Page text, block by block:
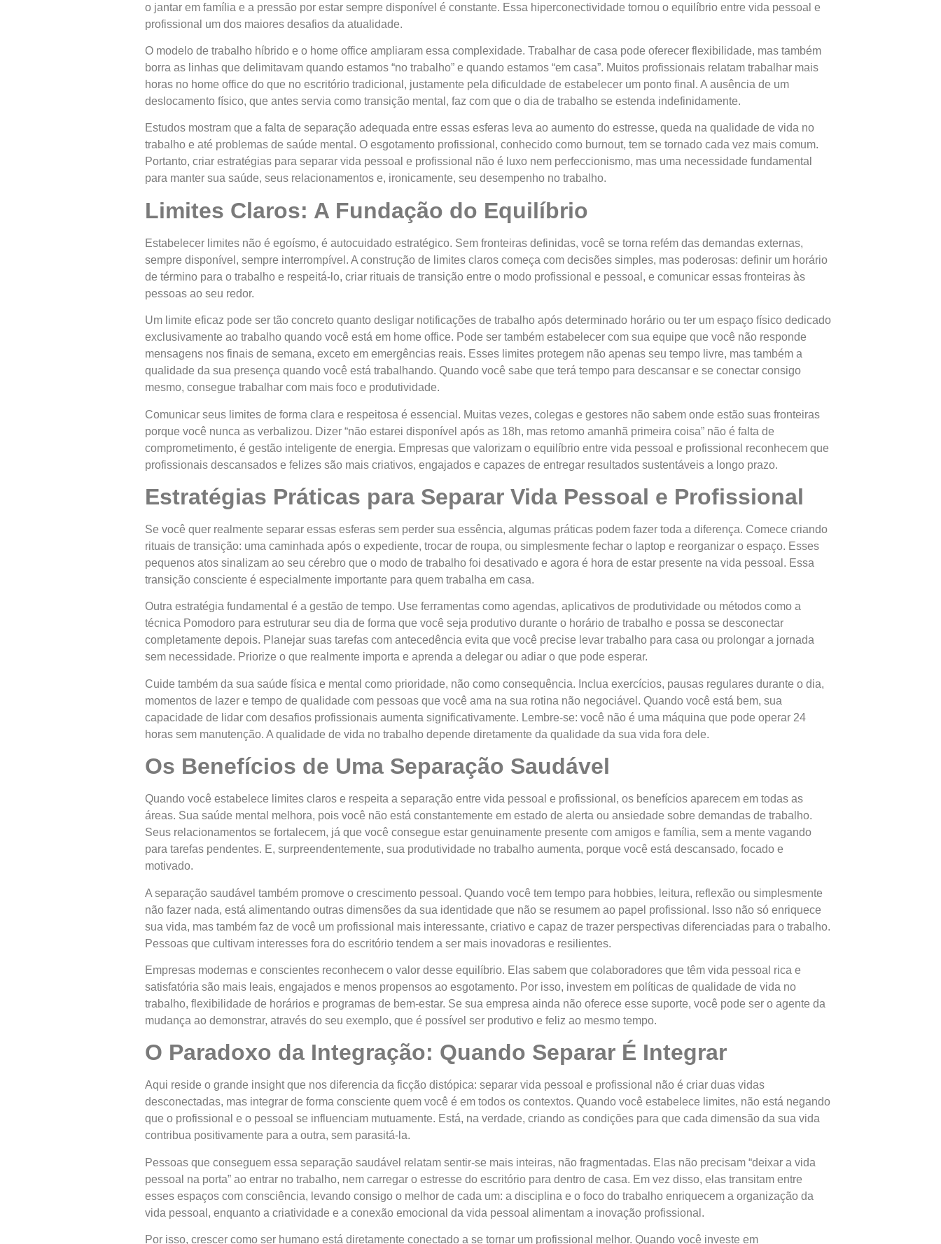
o jantar em família e a pressão por estar sempre disponível é constante. Essa hiperconectividade tornou o equilíbrio entre vida pessoal e
profissional um dos maiores desafios da atualidade.
O modelo de trabalho híbrido e o home office ampliaram essa complexidade. Trabalhar de casa pode oferecer flexibilidade, mas também
borra as linhas que delimitavam quando estamos “no trabalho” e quando estamos “em casa”. Muitos profissionais relatam trabalhar mais
horas no home office do que no escritório tradicional, justamente pela dificuldade de estabelecer um ponto final. A ausência de um
deslocamento físico, que antes servia como transição mental, faz com que o dia de trabalho se estenda indefinidamente.
Estudos mostram que a falta de separação adequada entre essas esferas leva ao aumento do estresse, queda na qualidade de vida no
trabalho e até problemas de saúde mental. O esgotamento profissional, conhecido como burnout, tem se tornado cada vez mais comum.
Portanto, criar estratégias para separar vida pessoal e profissional não é luxo nem perfeccionismo, mas uma necessidade fundamental
para manter sua saúde, seus relacionamentos e, ironicamente, seu desempenho no trabalho.
Limites Claros: A Fundação do Equilíbrio
Estabelecer limites não é egoísmo, é autocuidado estratégico. Sem fronteiras definidas, você se torna refém das demandas externas,
sempre disponível, sempre interrompível. A construção de limites claros começa com decisões simples, mas poderosas: definir um horário
de término para o trabalho e respeitá-lo, criar rituais de transição entre o modo profissional e pessoal, e comunicar essas fronteiras às
pessoas ao seu redor.
Um limite eficaz pode ser tão concreto quanto desligar notificações de trabalho após determinado horário ou ter um espaço físico dedicado
exclusivamente ao trabalho quando você está em home office. Pode ser também estabelecer com sua equipe que você não responde
mensagens nos finais de semana, exceto em emergências reais. Esses limites protegem não apenas seu tempo livre, mas também a
qualidade da sua presença quando você está trabalhando. Quando você sabe que terá tempo para descansar e se conectar consigo
mesmo, consegue trabalhar com mais foco e produtividade.
Comunicar seus limites de forma clara e respeitosa é essencial. Muitas vezes, colegas e gestores não sabem onde estão suas fronteiras
porque você nunca as verbalizou. Dizer “não estarei disponível após as 18h, mas retomo amanhã primeira coisa” não é falta de
comprometimento, é gestão inteligente de energia. Empresas que valorizam o equilíbrio entre vida pessoal e profissional reconhecem que
profissionais descansados e felizes são mais criativos, engajados e capazes de entregar resultados sustentáveis a longo prazo.
Estratégias Práticas para Separar Vida Pessoal e Profissional
Se você quer realmente separar essas esferas sem perder sua essência, algumas práticas podem fazer toda a diferença. Comece criando
rituais de transição: uma caminhada após o expediente, trocar de roupa, ou simplesmente fechar o laptop e reorganizar o espaço. Esses
pequenos atos sinalizam ao seu cérebro que o modo de trabalho foi desativado e agora é hora de estar presente na vida pessoal. Essa
transição consciente é especialmente importante para quem trabalha em casa.
Outra estratégia fundamental é a gestão de tempo. Use ferramentas como agendas, aplicativos de produtividade ou métodos como a
técnica Pomodoro para estruturar seu dia de forma que você seja produtivo durante o horário de trabalho e possa se desconectar
completamente depois. Planejar suas tarefas com antecedência evita que você precise levar trabalho para casa ou prolongar a jornada
sem necessidade. Priorize o que realmente importa e aprenda a delegar ou adiar o que pode esperar.
Cuide também da sua saúde física e mental como prioridade, não como consequência. Inclua exercícios, pausas regulares durante o dia,
momentos de lazer e tempo de qualidade com pessoas que você ama na sua rotina não negociável. Quando você está bem, sua
capacidade de lidar com desafios profissionais aumenta significativamente. Lembre-se: você não é uma máquina que pode operar 24
horas sem manutenção. A qualidade de vida no trabalho depende diretamente da qualidade da sua vida fora dele.
Os Benefícios de Uma Separação Saudável
Quando você estabelece limites claros e respeita a separação entre vida pessoal e profissional, os benefícios aparecem em todas as
áreas. Sua saúde mental melhora, pois você não está constantemente em estado de alerta ou ansiedade sobre demandas de trabalho.
Seus relacionamentos se fortalecem, já que você consegue estar genuinamente presente com amigos e família, sem a mente vagando
para tarefas pendentes. E, surpreendentemente, sua produtividade no trabalho aumenta, porque você está descansado, focado e
motivado.
A separação saudável também promove o crescimento pessoal. Quando você tem tempo para hobbies, leitura, reflexão ou simplesmente
não fazer nada, está alimentando outras dimensões da sua identidade que não se resumem ao papel profissional. Isso não só enriquece
sua vida, mas também faz de você um profissional mais interessante, criativo e capaz de trazer perspectivas diferenciadas para o trabalho.
Pessoas que cultivam interesses fora do escritório tendem a ser mais inovadoras e resilientes.
Empresas modernas e conscientes reconhecem o valor desse equilíbrio. Elas sabem que colaboradores que têm vida pessoal rica e
satisfatória são mais leais, engajados e menos propensos ao esgotamento. Por isso, investem em políticas de qualidade de vida no
trabalho, flexibilidade de horários e programas de bem-estar. Se sua empresa ainda não oferece esse suporte, você pode ser o agente da
mudança ao demonstrar, através do seu exemplo, que é possível ser produtivo e feliz ao mesmo tempo.
O Paradoxo da Integração: Quando Separar É Integrar
Aqui reside o grande insight que nos diferencia da ficção distópica: separar vida pessoal e profissional não é criar duas vidas
desconectadas, mas integrar de forma consciente quem você é em todos os contextos. Quando você estabelece limites, não está negando
que o profissional e o pessoal se influenciam mutuamente. Está, na verdade, criando as condições para que cada dimensão da sua vida
contribua positivamente para a outra, sem parasitá-la.
Pessoas que conseguem essa separação saudável relatam sentir-se mais inteiras, não fragmentadas. Elas não precisam “deixar a vida
pessoal na porta” ao entrar no trabalho, nem carregar o estresse do escritório para dentro de casa. Em vez disso, elas transitam entre
esses espaços com consciência, levando consigo o melhor de cada um: a disciplina e o foco do trabalho enriquecem a organização da
vida pessoal, enquanto a criatividade e a conexão emocional da vida pessoal alimentam a inovação profissional.
Por isso, crescer como ser humano está diretamente conectado a se tornar um profissional melhor. Quando você investe em